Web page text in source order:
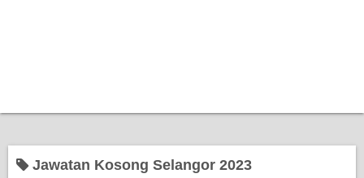
Jawatan Kosong Selangor 2023